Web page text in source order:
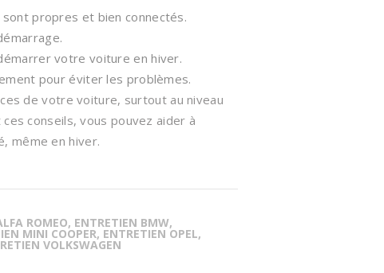
propres et bien connectés.
votre voiture en hiver.
pour éviter les problèmes.
de votre voiture, surtout au niveau
conseils, vous pouvez aider à
même en hiver.
ROMEO, ENTRETIEN BMW,
MINI COOPER, ENTRETIEN OPEL,
VOLKSWAGEN